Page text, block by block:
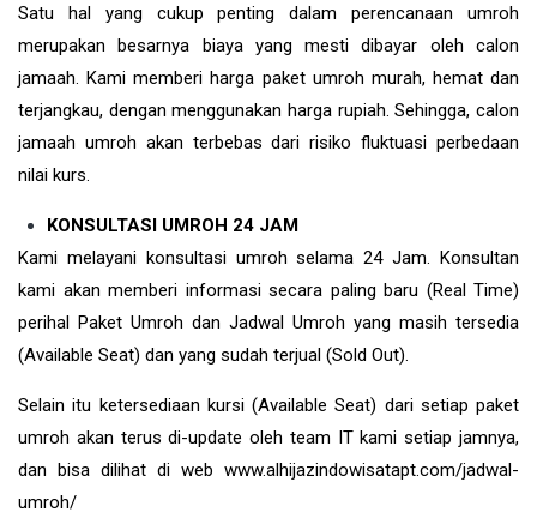
Satu hal yang cukup penting dalam perencanaan umroh
merupakan besarnya biaya yang mesti dibayar oleh calon
jamaah. Kami memberi harga paket umroh murah, hemat dan
terjangkau, dengan menggunakan harga rupiah. Sehingga, calon
jamaah umroh akan terbebas dari risiko fluktuasi perbedaan
nilai kurs.
KONSULTASI UMROH 24 JAM
Kami melayani konsultasi umroh selama 24 Jam. Konsultan
kami akan memberi informasi secara paling baru (Real Time)
perihal Paket Umroh dan Jadwal Umroh yang masih tersedia
(Available Seat) dan yang sudah terjual (Sold Out).
Selain itu ketersediaan kursi (Available Seat) dari setiap paket
umroh akan terus di-update oleh team IT kami setiap jamnya,
dan bisa dilihat di web www.alhijazindowisatapt.com/jadwal-
umroh/